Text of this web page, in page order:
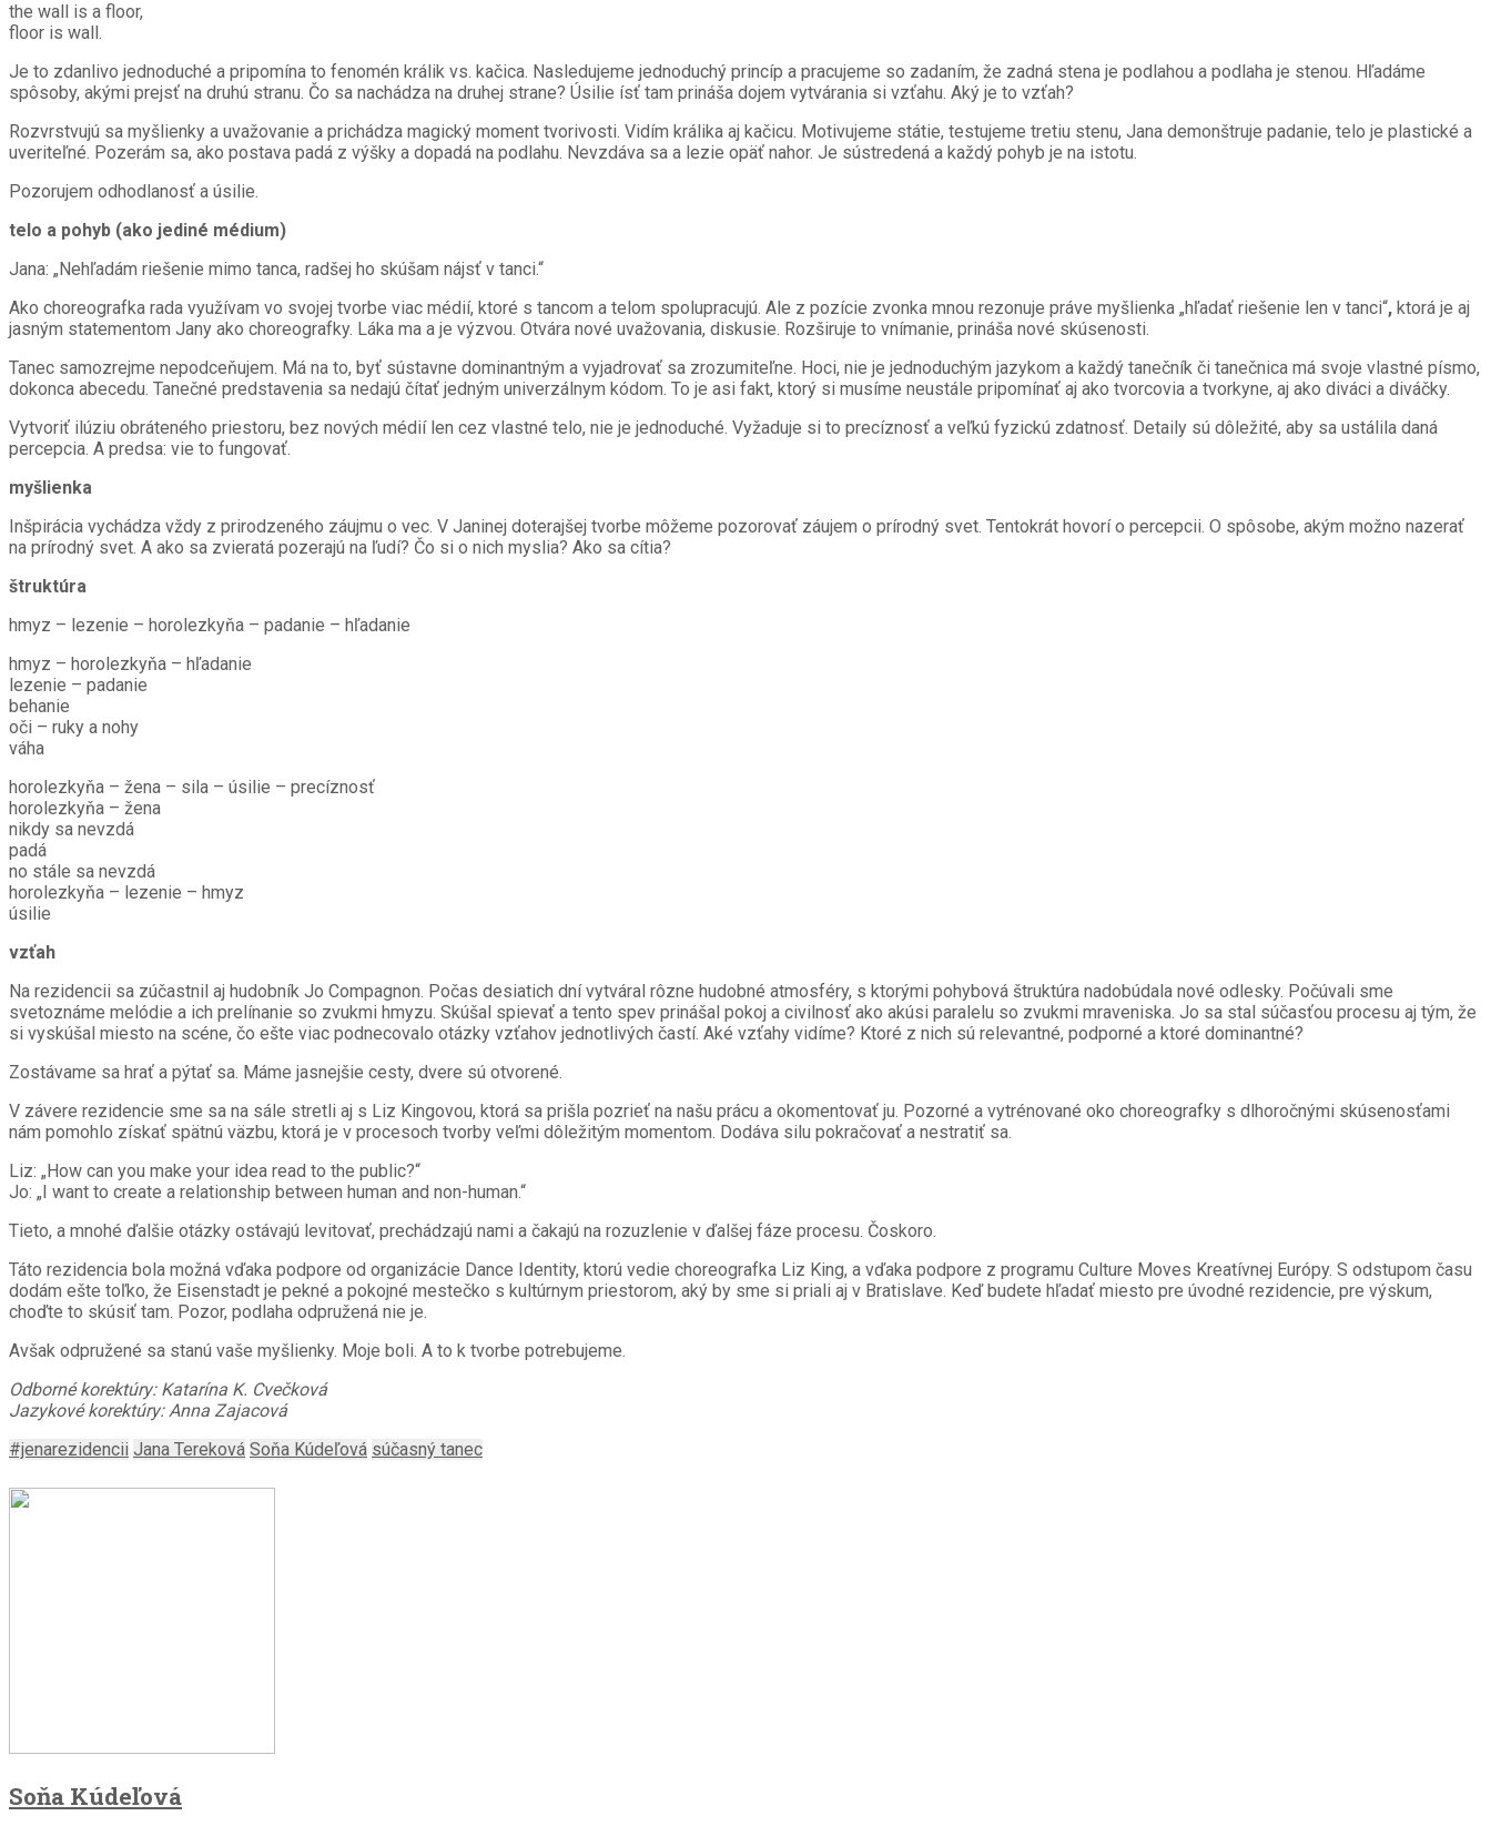
the wall is a floor,
floor is wall.
Je to zdanlivo jednoduché a pripomína to fenomén králik vs. kačica. Nasledujeme jednoduchý princíp a pracujeme so zadaním, že zadná stena je podlahou a podlaha je stenou. Hľadáme
spôsoby, akými prejsť na druhú stranu. Čo sa nachádza na druhej strane? Úsilie ísť tam prináša dojem vytvárania si vzťahu. Aký je to vzťah?
Rozvrstvujú sa myšlienky a uvažovanie a prichádza magický moment tvorivosti. Vidím králika aj kačicu. Motivujeme státie, testujeme tretiu stenu, Jana demonštruje padanie, telo je plastické a
uveriteľné. Pozerám sa, ako postava padá z výšky a dopadá na podlahu. Nevzdáva sa a lezie opäť nahor. Je sústredená a každý pohyb je na istotu.
Pozorujem odhodlanosť a úsilie.
telo a pohyb (ako jediné médium)
Jana: „Nehľadám riešenie mimo tanca, radšej ho skúšam nájsť v tanci.“
Ako choreografka rada využívam vo svojej tvorbe viac médií, ktoré s tancom a telom spolupracujú. Ale z pozície zvonka mnou rezonuje práve myšlienka „hľadať riešenie len v tanci“, ktorá je aj
jasným statementom Jany ako choreografky. Láka ma a je výzvou. Otvára nové uvažovania, diskusie. Rozširuje to vnímanie, prináša nové skúsenosti.
Tanec samozrejme nepodceňujem. Má na to, byť sústavne dominantným a vyjadrovať sa zrozumiteľne. Hoci, nie je jednoduchým jazykom a každý tanečník či tanečnica má svoje vlastné písmo,
dokonca abecedu. Tanečné predstavenia sa nedajú čítať jedným univerzálnym kódom. To je asi fakt, ktorý si musíme neustále pripomínať aj ako tvorcovia a tvorkyne, aj ako diváci a diváčky.
Vytvoriť ilúziu obráteného priestoru, bez nových médií len cez vlastné telo, nie je jednoduché. Vyžaduje si to precíznosť a veľkú fyzickú zdatnosť. Detaily sú dôležité, aby sa ustálila daná
percepcia. A predsa: vie to fungovať.
myšlienka
Inšpirácia vychádza vždy z prirodzeného záujmu o vec. V Janinej doterajšej tvorbe môžeme pozorovať záujem o prírodný svet. Tentokrát hovorí o percepcii. O spôsobe, akým možno nazerať
na prírodný svet. A ako sa zvieratá pozerajú na ľudí? Čo si o nich myslia? Ako sa cítia?
štruktúra
hmyz – lezenie – horolezkyňa – padanie – hľadanie
hmyz – horolezkyňa – hľadanie
lezenie – padanie
behanie
oči – ruky a nohy
váha
horolezkyňa – žena – sila – úsilie – precíznosť
horolezkyňa – žena
nikdy sa nevzdá
padá
no stále sa nevzdá
horolezkyňa – lezenie – hmyz
úsilie
vzťah
Na rezidencii sa zúčastnil aj hudobník Jo Compagnon. Počas desiatich dní vytváral rôzne hudobné atmosféry, s ktorými pohybová štruktúra nadobúdala nové odlesky. Počúvali sme
svetoznáme melódie a ich prelínanie so zvukmi hmyzu. Skúšal spievať a tento spev prinášal pokoj a civilnosť ako akúsi paralelu so zvukmi mraveniska. Jo sa stal súčasťou procesu aj tým, že
si vyskúšal miesto na scéne, čo ešte viac podnecovalo otázky vzťahov jednotlivých častí. Aké vzťahy vidíme? Ktoré z nich sú relevantné, podporné a ktoré dominantné?
Zostávame sa hrať a pýtať sa. Máme jasnejšie cesty, dvere sú otvorené.
V závere rezidencie sme sa na sále stretli aj s Liz Kingovou, ktorá sa prišla pozrieť na našu prácu a okomentovať ju. Pozorné a vytrénované oko choreografky s dlhoročnými skúsenosťami
nám pomohlo získať spätnú väzbu, ktorá je v procesoch tvorby veľmi dôležitým momentom. Dodáva silu pokračovať a nestratiť sa.
Liz: „How can you make your idea read to the public?“
Jo: „I want to create a relationship between human and non-human.“
Tieto, a mnohé ďalšie otázky ostávajú levitovať, prechádzajú nami a čakajú na rozuzlenie v ďalšej fáze procesu. Čoskoro.
Táto rezidencia bola možná vďaka podpore od organizácie Dance Identity, ktorú vedie choreografka Liz King, a vďaka podpore z programu Culture Moves Kreatívnej Európy. S odstupom času
dodám ešte toľko, že Eisenstadt je pekné a pokojné mestečko s kultúrnym priestorom, aký by sme si priali aj v Bratislave. Keď budete hľadať miesto pre úvodné rezidencie, pre výskum,
choďte to skúsiť tam. Pozor, podlaha odpružená nie je.
Avšak odpružené sa stanú vaše myšlienky. Moje boli. A to k tvorbe potrebujeme.
Odborné korektúry: Katarína K. Cvečková
Jazykové korektúry: Anna Zajacová
#jenarezidencii Jana Tereková Soňa Kúdeľová súčasný tanec
Soňa Kúdeľová